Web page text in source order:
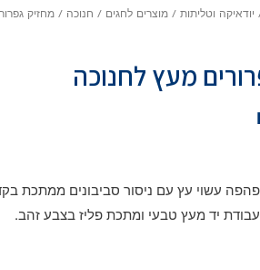
יודאיקה וטליתות / מוצרים לחגים / חנוכה / מחזיק
מעץ לחנוכה
עשוי עץ עם ניסור סביבונים ממתכת
יד מעץ טבעי ומתכת פליז בצבע זהב.